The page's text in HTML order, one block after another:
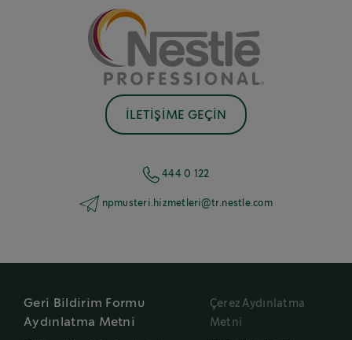
İLETİŞİME GEÇİN
444 0 122
npmusteri.hizmetleri@tr.nestle.com
Geri Bildirim Formu
Aydınlatma Metni
Çerez Aydınlatma
Metni